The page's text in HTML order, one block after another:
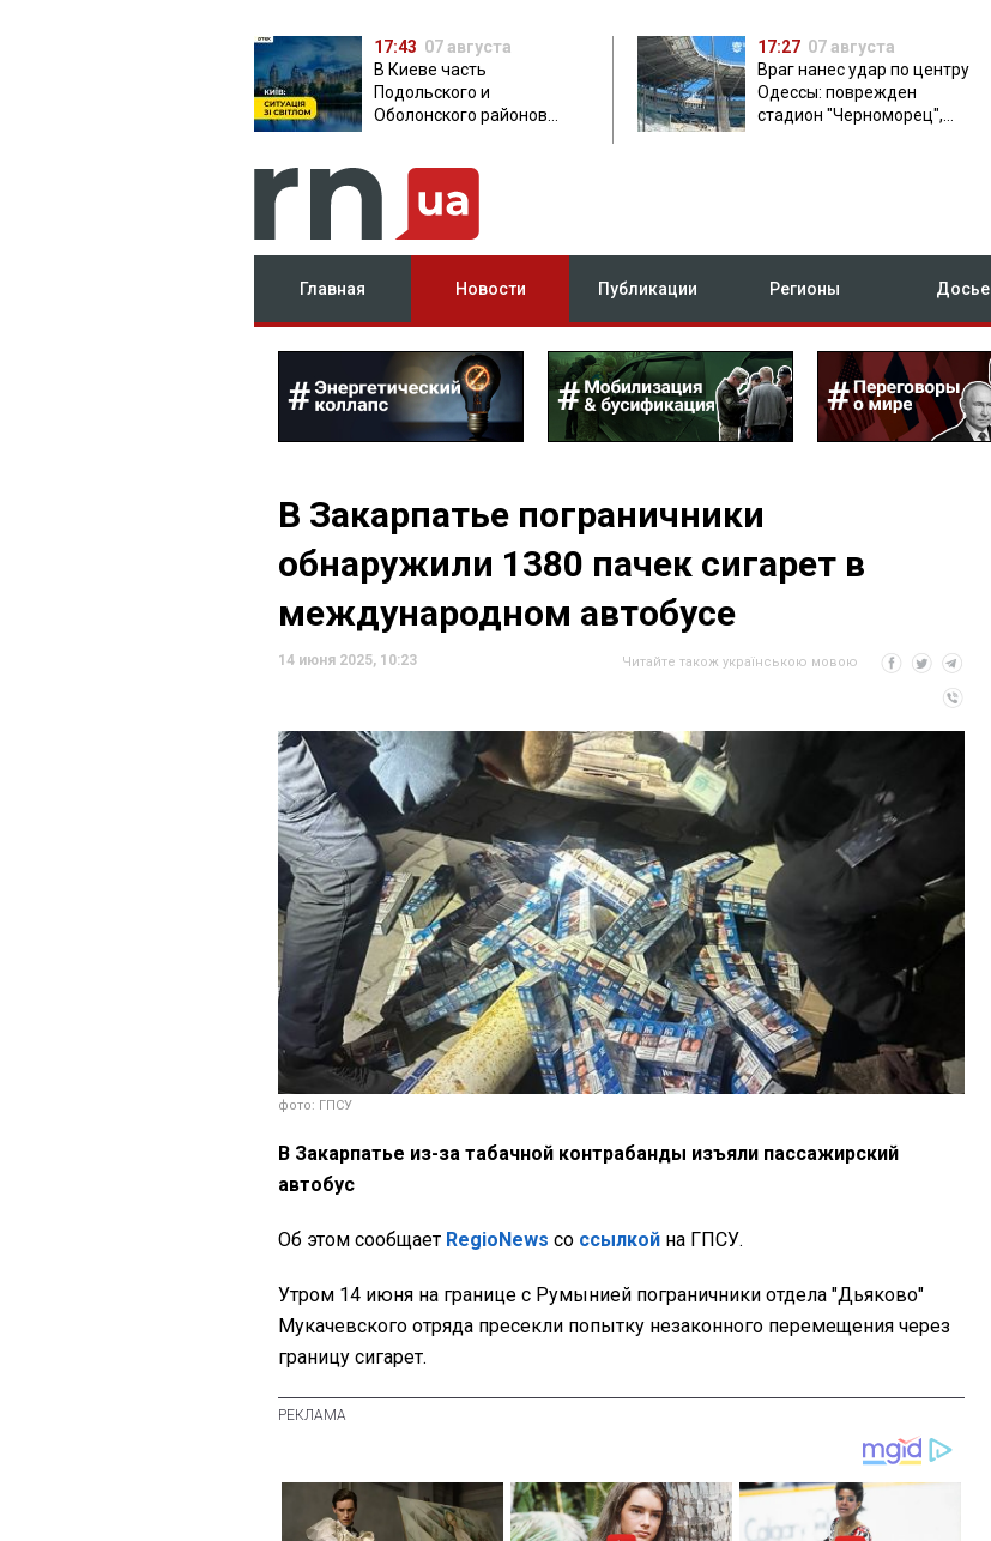
17:43 07 августа
В Киеве часть
Подольского и
Оболонского районов
17:27 07 августа
Враг нанес удар по центру
Одессы: поврежден
стадион "Черноморец",
Главная Новости Публикации Регионы Досье
В Закарпатье пограничники
обнаружили 1380 пачек сигарет в
международном автобусе
14 июня 2025, 10:23 Читайте також українською мовою
фото: ГПСУ
В Закарпатье из-за табачной контрабанды изъяли пассажирский
автобус
Об этом сообщает RegioNews со ссылкой на ГПСУ.
Утром 14 июня на границе с Румынией пограничники отдела "Дьяково"
Мукачевского отряда пресекли попытку незаконного перемещения через
границу сигарет.